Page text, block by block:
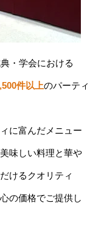
・学会における
件以上のパーティ
に富んだメニュー
味しい料理と華や
けるクオリティ
の価格でご提供し